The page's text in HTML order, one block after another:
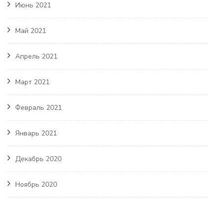
Июнь 2021
Май 2021
Апрель 2021
Март 2021
Февраль 2021
Январь 2021
Декабрь 2020
Ноябрь 2020